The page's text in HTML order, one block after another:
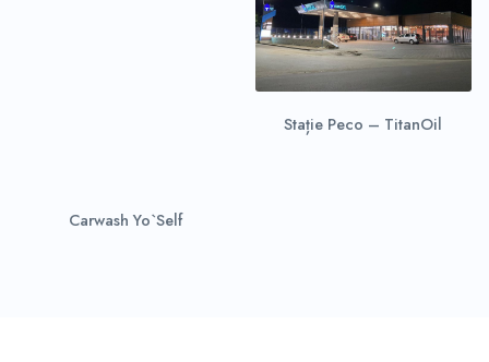
Stație Peco – TitanOil
Carwash Yo`Self